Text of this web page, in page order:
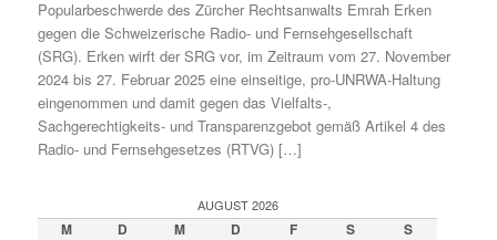
Popularbeschwerde des Zürcher Rechtsanwalts Emrah Erken
gegen die Schweizerische Radio- und Fernsehgesellschaft
(SRG). Erken wirft der SRG vor, im Zeitraum vom 27. November
2024 bis 27. Februar 2025 eine einseitige, pro-UNRWA-Haltung
eingenommen und damit gegen das Vielfalts-,
Sachgerechtigkeits- und Transparenzgebot gemäß Artikel 4 des
Radio- und Fernsehgesetzes (RTVG) […]
AUGUST 2026
M D M D F S S